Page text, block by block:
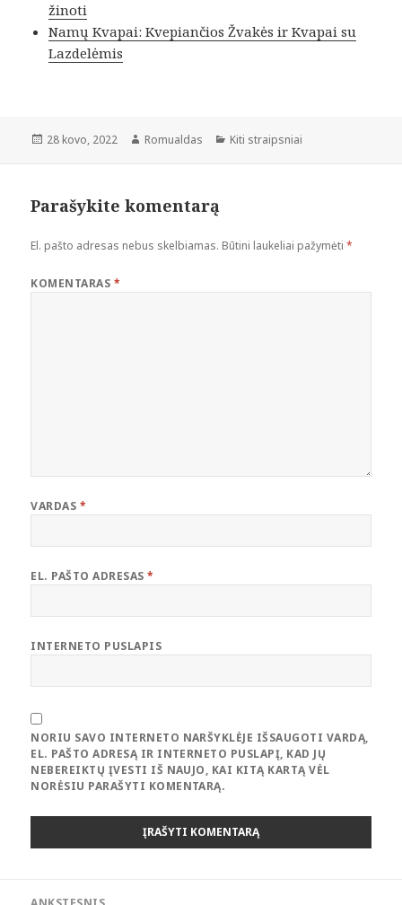
žinoti
Namų Kvapai: Kvepiančios Žvakės ir Kvapai su
Lazdelėmis
Paskelbta
28 kovo, 2022 Autorius
Romualdas Kategorijos
Kiti straipsniai
Parašykite komentarą
El. pašto adresas nebus skelbiamas. Būtini laukeliai pažymėti*
KOMENTARAS *
VARDAS *
EL. PAŠTO ADRESAS*
INTERNETO PUSLAPIS
NORIU SAVO INTERNETO NARŠYKLĖJE IŠSAUGOTI VARDĄ,
EL. PAŠTO ADRESĄ IR INTERNETO PUSLAPĮ, KAD JŲ
NEBEREIKTŲ ĮVESTI IŠ NAUJO, KAI KITĄ KARTĄ VĖL
NORĖSIU PARAŠYTI KOMENTARĄ.